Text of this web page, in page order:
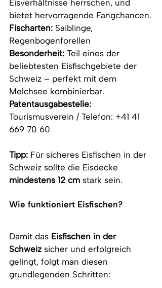
Eisverhältnisse herrschen, und
bietet hervorragende Fangchancen.
Fischarten: Saiblinge,
Regenbogenforellen
Besonderheit: Teil eines der
beliebtesten Eisfischgebiete der
Schweiz – perfekt mit dem
Melchsee kombinierbar.
Patentausgabestelle:
Tourismusverein / Telefon: +41 41
669 70 60
Tipp: Für sicheres Eisfischen in der
Schweiz sollte die Eisdecke
mindestens 12 cm stark sein.
Wie funktioniert Eisfischen?
Damit das Eisfischen in der
Schweiz sicher und erfolgreich
gelingt, folgt man diesen
grundlegenden Schritten: